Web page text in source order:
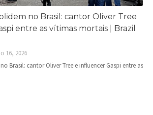
no Brasil: cantor Oliver Tree
entre as vítimas mortais | Brazil
16, 2026
Brasil: cantor Oliver Tree e influencer Gaspi entre as